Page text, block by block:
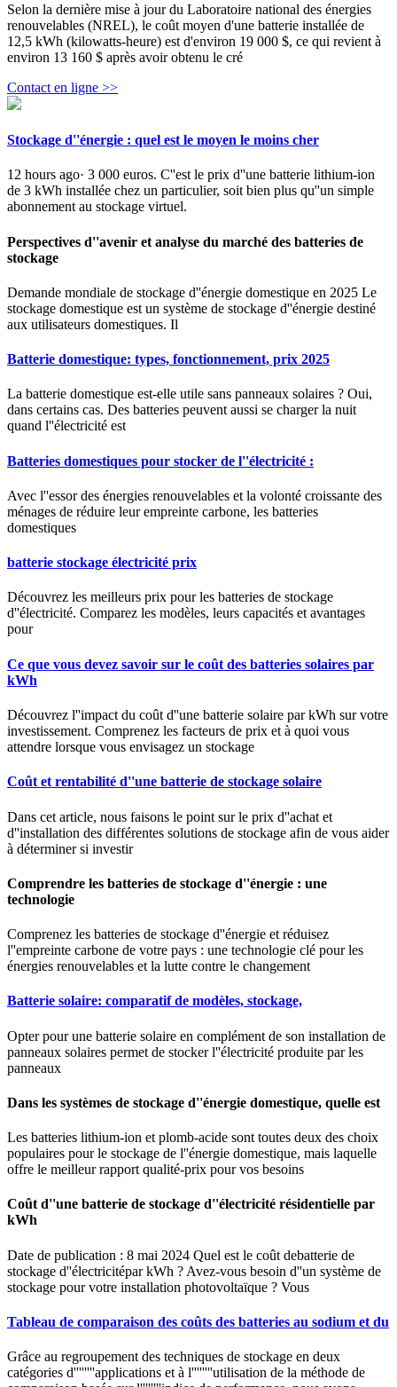
Selon la dernière mise à jour du Laboratoire national des énergies
renouvelables (NREL), le coût moyen d'une batterie installée de
12,5 kWh (kilowatts-heure) est d'environ 19 000 $, ce qui revient à
environ 13 160 $ après avoir obtenu le cré
Contact en ligne >>
Stockage d''énergie : quel est le moyen le moins cher
12 hours ago· 3 000 euros. C''est le prix d''une batterie lithium-ion
de 3 kWh installée chez un particulier, soit bien plus qu''un simple
abonnement au stockage virtuel.
Perspectives d''avenir et analyse du marché des batteries de
stockage
Demande mondiale de stockage d''énergie domestique en 2025 Le
stockage domestique est un système de stockage d''énergie destiné
aux utilisateurs domestiques. Il
Batterie domestique: types, fonctionnement, prix 2025
La batterie domestique est-elle utile sans panneaux solaires ? Oui,
dans certains cas. Des batteries peuvent aussi se charger la nuit
quand l''électricité est
Batteries domestiques pour stocker de l''électricité :
Avec l''essor des énergies renouvelables et la volonté croissante des
ménages de réduire leur empreinte carbone, les batteries
domestiques
batterie stockage électricité prix
Découvrez les meilleurs prix pour les batteries de stockage
d''électricité. Comparez les modèles, leurs capacités et avantages
pour
Ce que vous devez savoir sur le coût des batteries solaires par
kWh
Découvrez l''impact du coût d''une batterie solaire par kWh sur votre
investissement. Comprenez les facteurs de prix et à quoi vous
attendre lorsque vous envisagez un stockage
Coût et rentabilité d''une batterie de stockage solaire
Dans cet article, nous faisons le point sur le prix d''achat et
d''installation des différentes solutions de stockage afin de vous aider
à déterminer si investir
Comprendre les batteries de stockage d''énergie : une
technologie
Comprenez les batteries de stockage d''énergie et réduisez
l''empreinte carbone de votre pays : une technologie clé pour les
énergies renouvelables et la lutte contre le changement
Batterie solaire: comparatif de modèles, stockage,
Opter pour une batterie solaire en complément de son installation de
panneaux solaires permet de stocker l''électricité produite par les
panneaux
Dans les systèmes de stockage d''énergie domestique, quelle est
Les batteries lithium-ion et plomb-acide sont toutes deux des choix
populaires pour le stockage de l''énergie domestique, mais laquelle
offre le meilleur rapport qualité-prix pour vos besoins
Coût d''une batterie de stockage d''électricité résidentielle par
kWh
Date de publication : 8 mai 2024 Quel est le coût debatterie de
stockage d''électricitépar kWh ? Avez-vous besoin d''un système de
stockage pour votre installation photovoltaïque ? Vous
Tableau de comparaison des coûts des batteries au sodium et du
Grâce au regroupement des techniques de stockage en deux
catégories d''''''''applications et à l''''''''utilisation de la méthode de